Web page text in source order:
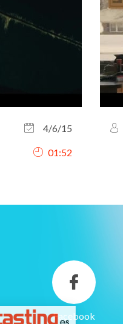
4/6/15
01:52
Facebook